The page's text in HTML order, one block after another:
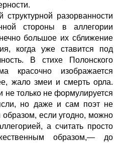
разорванности
стороны в аллегории
большое их сближение
когда уже ставится под
В стихе Полонского
красочно изображается
жало змеи и смерть орла.
не только не формулируется
но даже и сам поэт не
образом, если угодно, можно
а считать просто
образом,— до